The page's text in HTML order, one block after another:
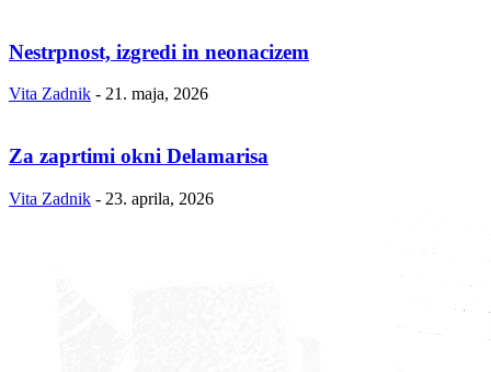
Nestrpnost, izgredi in neonacizem
Vita Zadnik - 21. maja, 2026
Za zaprtimi okni Delamarisa
Vita Zadnik - 23. aprila, 2026